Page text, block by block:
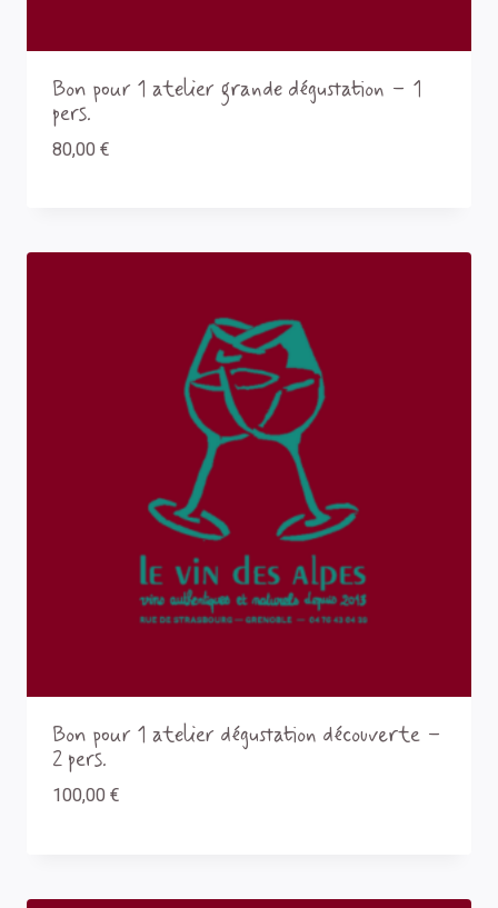
Bon pour 1 atelier grande dégustation – 1
pers.
80,00 €
Bon pour 1 atelier dégustation découverte –
2 pers.
100,00 €